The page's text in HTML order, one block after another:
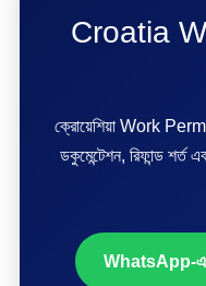
Croatia
ক্রোয়েশিয়া Work
ডকুমেন্টেশন, রিফান্ড শর্ত
WhatsApp-এ